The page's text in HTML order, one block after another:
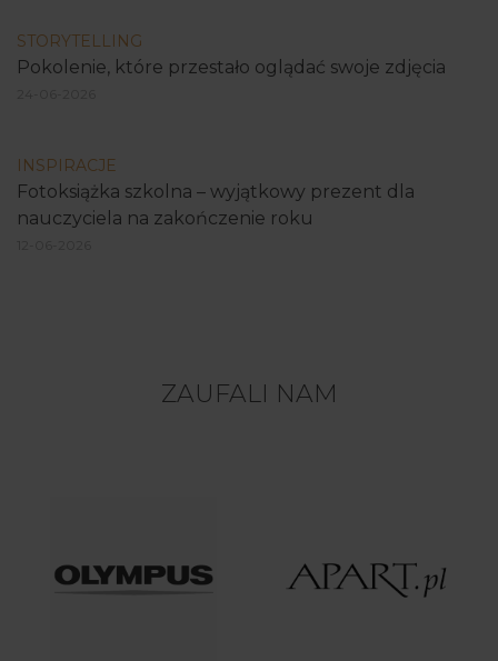
STORYTELLING
Pokolenie, które przestało oglądać swoje zdjęcia
INSPIRACJE
Fotoksiążka szkolna – wyjątkowy prezent dla
nauczyciela na zakończenie roku
ZAUFALI NAM